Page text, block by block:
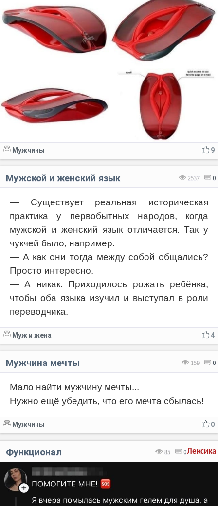
9
Мужчины
2537 0
Мужской и женский язык
— Существует реальная историческая
практика у первобытных народов, когда
мужской и женский язык отличается. Так у
чукчей было, например.
— А как они тогда между собой общались?
Просто интересно.
— А никак. Приходилось рожать ребёнка,
чтобы оба языка изучил и выступал в роли
переводчика.
4
Муж и жена
159 0
Мужчина мечты
Мало найти мужчину мечты...
Нужно ещё убедить, что его мечта сбылась!
0
Мужчины
Лексика
85 0
Функционал